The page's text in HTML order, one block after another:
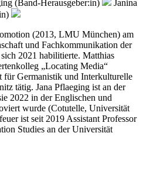
(Band-Herausgeber:in)
Janina
(2013, LMU München) am
und Fachkommunikation der
2021 habilitierte. Matthias
„Locating Media“
für Germanistik und Interkulturelle
tätig. Jana Pflaeging ist an der
2022 in der Englischen und
wurde (Cotutelle, Universität
ist seit 2019 Assistant Professor
Studies an der Universität